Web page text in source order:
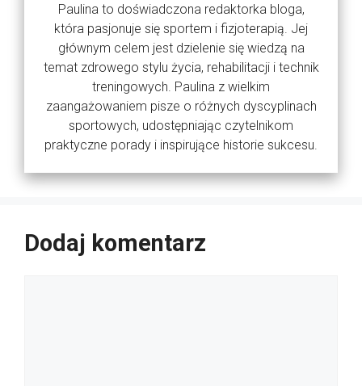
Paulina to doświadczona redaktorka bloga,
która pasjonuje się sportem i fizjoterapią. Jej
głównym celem jest dzielenie się wiedzą na
temat zdrowego stylu życia, rehabilitacji i technik
treningowych. Paulina z wielkim
zaangażowaniem pisze o różnych dyscyplinach
sportowych, udostępniając czytelnikom
praktyczne porady i inspirujące historie sukcesu.
Dodaj komentarz